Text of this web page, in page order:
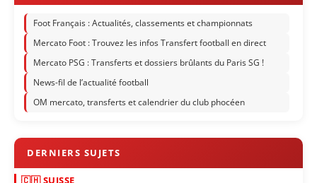
Foot Français : Actualités, classements et championnats
Mercato Foot : Trouvez les infos Transfert football en direct
Mercato PSG : Transferts et dossiers brûlants du Paris SG !
News-fil de l’actualité football
OM mercato, transferts et calendrier du club phocéen